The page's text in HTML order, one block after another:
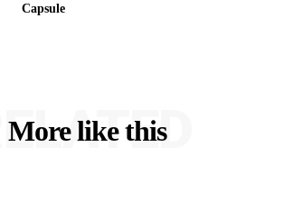
Capsule
More like this
RELATED